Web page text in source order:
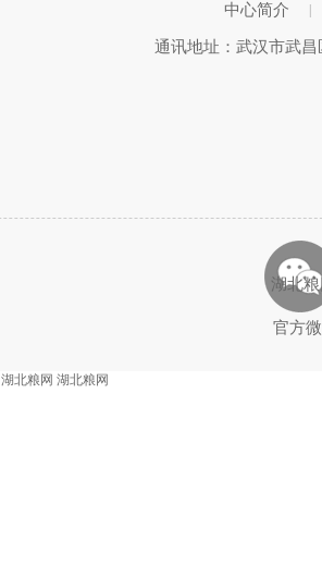
中心简介
通讯地址：武汉市武
湖北
官方
湖北粮网 湖北粮网